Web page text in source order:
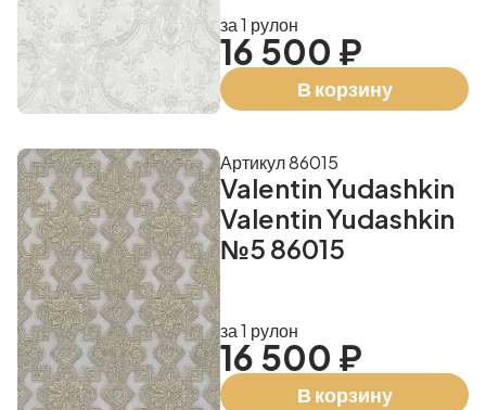
за 1 рулон
16 500 ₽
В корзину
Valentin Yudashkin
Valentin Yudashkin
№5 86015
Артикул 86015
за 1 рулон
16 500 ₽
В корзину